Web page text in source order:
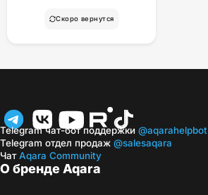
Скоро вернутся
О бренде Aqara
Telegram чат-бот поддержки @aqarahelpbot
Telegram отдел продаж @salesaqara
ЧатAqara Community